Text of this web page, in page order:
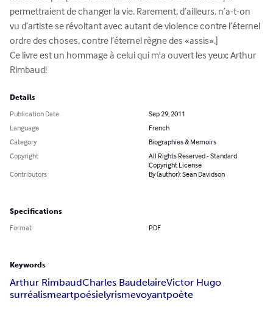
permettraient de changer la vie. Rarement, d’ailleurs, n’a-t-on
vu d’artiste se révoltant avec autant de violence contre l’éternel
ordre des choses, contre l’éternel règne des «assis».]
Ce livre est un hommage à celui qui m'a ouvert les yeux: Arthur
Rimbaud!
Details
Publication Date
Sep 29, 2011
Language
French
Category
Biographies & Memoirs
Copyright
All Rights Reserved - Standard
Copyright License
Contributors
By (author): Sean Davidson
Specifications
Format PDF
Keywords
Arthur RimbaudCharles BaudelaireVictor Hugo
surréalismeartpoésielyrismevoyantpoète